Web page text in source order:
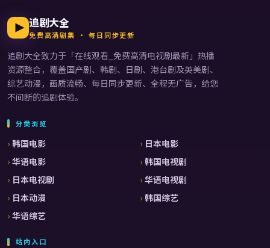
追剧大全
免费高清剧集 · 每日同步更新
追剧大全致力于「在线观看_免费高清电视剧最新 」热播
资源整合，覆盖国产剧、韩剧、日剧、港台剧及英美剧、
综艺动漫，画质流畅、每日同步更新、全程无广告，给您
不间断的追剧体验。
分类浏览
韩国电影
日本电影
华语电影
韩国电视剧
日本电视剧
华语电视剧
日本动漫
韩国综艺
华语综艺
站内入口